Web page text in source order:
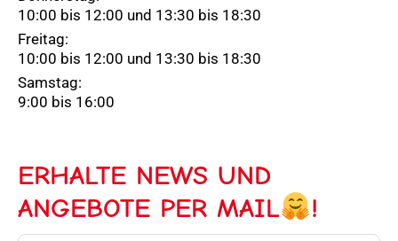
10:00 bis 12:00 und 13:30 bis 18:30
Freitag:
10:00 bis 12:00 und 13:30 bis 18:30
Samstag:
9:00 bis 16:00
ERHALTE NEWS UND
ANGEBOTE PER MAIL
!